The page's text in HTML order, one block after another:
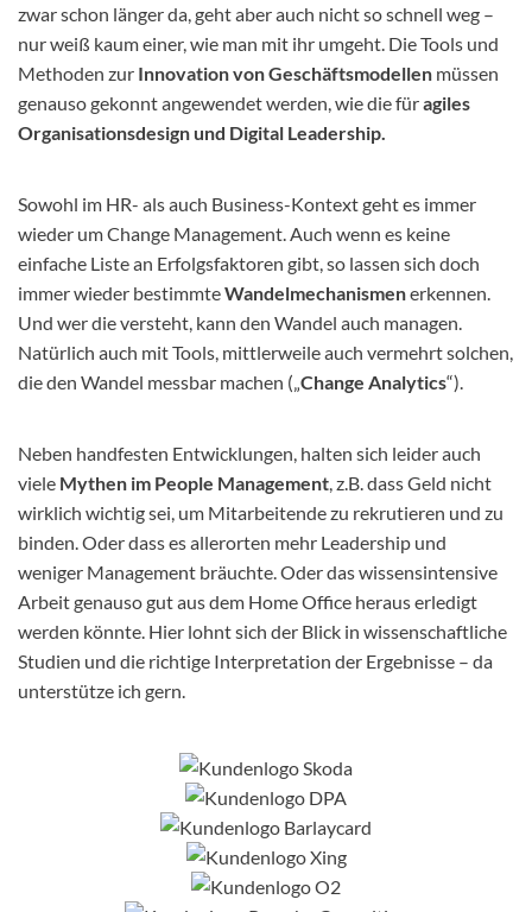
zwar schon länger da, geht aber auch nicht so schnell weg –
nur weiß kaum einer, wie man mit ihr umgeht. Die Tools und
Methoden zur Innovation von Geschäftsmodellen müssen
genauso gekonnt angewendet werden, wie die füragiles
Organisationsdesign und Digital Leadership.
Sowohl im HR- als auch Business-Kontext geht es immer
wieder um Change Management. Auch wenn es keine
einfache Liste an Erfolgsfaktoren gibt, so lassen sich doch
immer wieder bestimmteWandelmechanismenerkennen.
Und wer die versteht, kann den Wandel auch managen.
Natürlich auch mit Tools, mittlerweile auch vermehrt solchen,
die den Wandel messbar machen („Change Analytics“).
Neben handfesten Entwicklungen, halten sich leider auch
viele Mythen im People Management, z.B. dass Geld nicht
wirklich wichtig sei, um Mitarbeitende zu rekrutieren und zu
binden. Oder dass es allerorten mehr Leadership und
weniger Management bräuchte. Oder das wissensintensive
Arbeit genauso gut aus dem Home Office heraus erledigt
werden könnte. Hier lohnt sich der Blick in wissenschaftliche
Studien und die richtige Interpretation der Ergebnisse – da
unterstütze ich gern.